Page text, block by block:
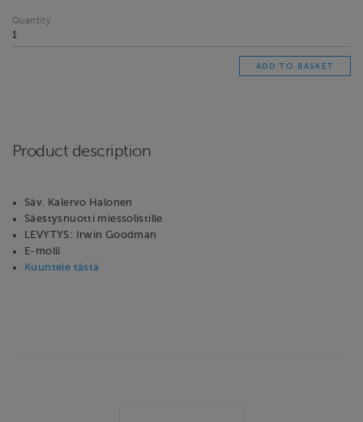
Quantity
Product description
Säv. Kalervo Halonen
Säestysnuotti miessolistille
LEVYTYS: Irwin Goodman
E-molli
Kuuntele tästä